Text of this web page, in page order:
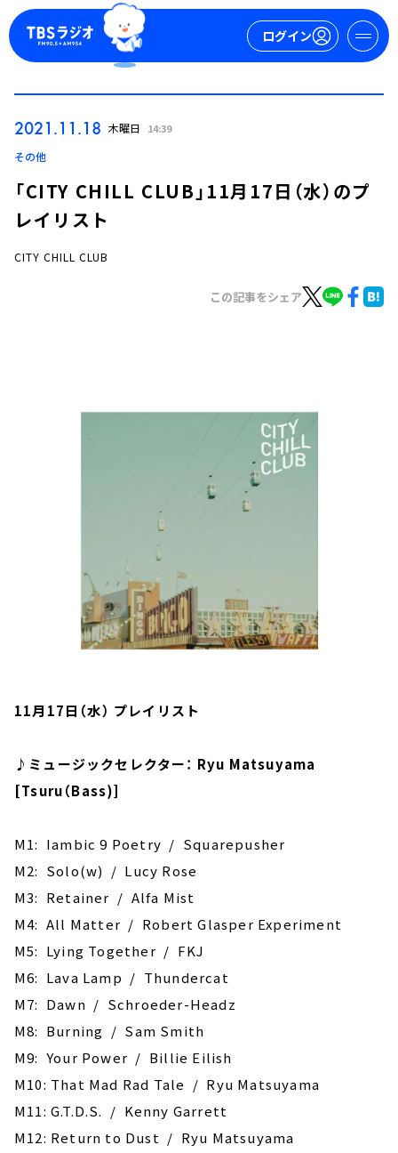
ログイン
お知らせ
2021.11.18 木曜日 14:39
その他
「CITY CHILL CLUB」11月17日（水）のプ
レイリスト
CITY CHILL CLUB
この記事をシェア
11月17日（水） プレイリスト
♪ミュージックセレクター： Ryu Matsuyama
[Tsuru（Bass)]
M1: Iambic 9 Poetry / Squarepusher
M2: Solo(w) / Lucy Rose
M3: Retainer / Alfa Mist
M4: All Matter / Robert Glasper Experiment
M5: Lying Together / FKJ
M6: Lava Lamp / Thundercat
M7: Dawn / Schroeder-Headz
M8: Burning / Sam Smith
M9: Your Power / Billie Eilish
M10: That Mad Rad Tale / Ryu Matsuyama
M11: G.T.D.S. / Kenny Garrett
M12: Return to Dust / Ryu Matsuyama